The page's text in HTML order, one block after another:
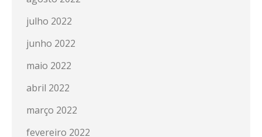
julho 2022
junho 2022
maio 2022
abril 2022
março 2022
fevereiro 2022